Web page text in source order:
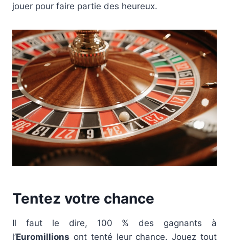
jouer pour faire partie des heureux.
Tentez votre chance
Il faut le dire, 100 % des gagnants à
l’Euromillions ont tenté leur chance. Jouez tout